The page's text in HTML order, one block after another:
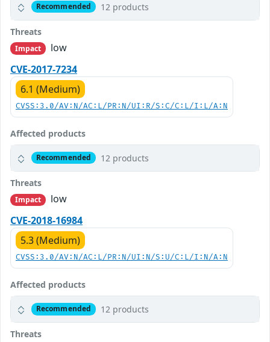
Recommended 12 products
Threats
Impact
low
CVE-2017-7234
6.1 (Medium)
CVSS:3.0/AV:N/AC:L/PR:N/UI:R/S:C/C:L/I:L/A:N
Affected products
Recommended 12 products
Threats
Impact
low
CVE-2018-16984
5.3 (Medium)
CVSS:3.0/AV:N/AC:L/PR:N/UI:N/S:U/C:L/I:N/A:N
Affected products
Recommended 12 products
Threats